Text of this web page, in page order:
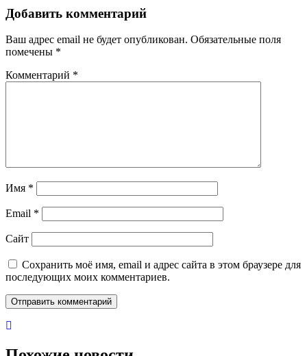
Добавить комментарий
Ваш адрес email не будет опубликован. Обязательные поля
помечены *
Комментарий *
Имя *
Email *
Сайт
Сохранить моё имя, email и адрес сайта в этом браузере для
последующих моих комментариев.